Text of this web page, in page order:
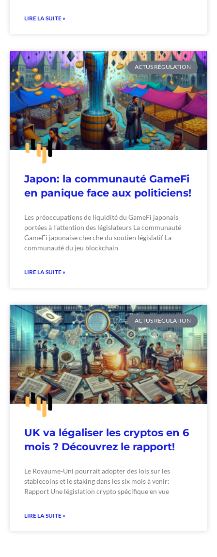
LIRE LA SUITE »
ACTUS RÉGULATION
Japon: la communauté GameFi
en panique face aux politiciens!
Les préoccupations de liquidité du GameFi japonais
portées à l’attention des législateurs La communauté
GameFi japonaise cherche du soutien législatif La
communauté du jeu blockchain
LIRE LA SUITE »
ACTUS RÉGULATION
UK va légaliser les cryptos en 6
mois ? Découvrez le rapport!
Le Royaume-Uni pourrait adopter des lois sur les
stablecoins et le staking dans les six mois à venir:
Rapport Une législation crypto spécifique en vue
LIRE LA SUITE »